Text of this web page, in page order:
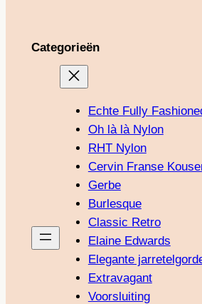
Categorieën
Echte Fully
Oh là là Nylon
RHT Nylon
Cervin Franse
Gerbe
Burlesque
Classic Retro
Elaine Edwards
Elegante
Extravagant
Voorsluiting